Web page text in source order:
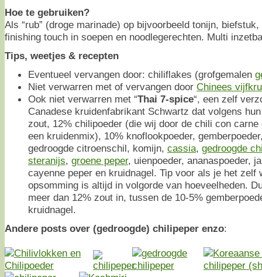
Hoe te gebruiken?
Als “rub” (droge marinade) op bijvoorbeeld tonijn,
finishing touch in soepen en noodlegerechten. Multi
Tips, weetjes & recepten
Eventueel vervangen door: chiliflakes (grofgemalen
Niet verwarren met of vervangen door Chinees
Ook niet verwarren met “Thai 7-spice“, een zelf
Canadese kruidenfabrikant Schwartz dat volgens
zout, 12% chilipoeder (die wij door de chili con
een kruidenmix), 10% knoflookpoeder,
gedroogde citroenschil, komijn, cassia, gedroogde
steranijs, groene peper, uienpoeder, ananaspoeder,
cayenne peper en kruidnagel. Tip voor als je het zelf
opsomming is altijd in volgorde van hoeveelheden.
meer dan 12% zout in, tussen de 10-5%
kruidnagel.
Andere posts over (gedroogde) chilipeper enzo: